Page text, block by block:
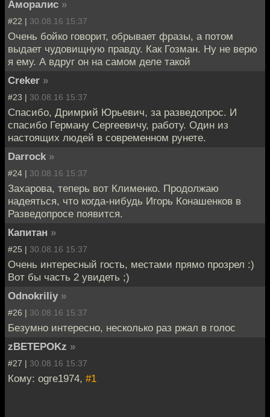
Аморалис »
#22 | 30.08.16 15:37
Очень бойко говорит, обрывает фразы, а потом
выдает чудовищную правду. Как Гозман. Ну не верю
я ему. А вдруг он на самом деле такой
Creker »
#23 | 30.08.16 15:37
Спасибо, Дримрий Юрьевич, за разведопрос. И
спасибо Герману Сергеевичу, работу. Один из
настоящих людей в современном рунете.
Darrock »
#24 | 30.08.16 15:37
Захарова, теперь вот Клименко. Продолжаю
надеяться, что когда-нибудь Игорь Конашенков в
Разведопросе появится.
Капитан »
#25 | 30.08.16 15:37
Очень интересный гость, местами прямо прозрел :)
Вот бы часть 2 увидеть ;)
Odnokriliy »
#26 | 30.08.16 15:37
Безумно интересно, несколько раз ржал в голос
zBETEPOKz »
#27 | 30.08.16 15:37
Кому: ogre1974, #1